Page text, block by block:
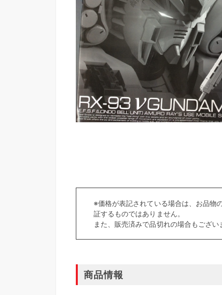
※価格が表記されている場合は、お品物
証するものではありません。
また、販売済みで品切れの場合もござい
商品情報